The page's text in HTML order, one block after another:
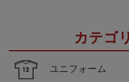
カテゴ
ユニフォーム